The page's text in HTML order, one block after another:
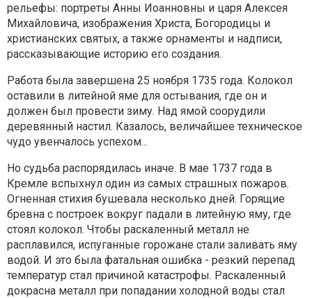
рельефы: портреты Анны Иоанновны и царя Алексея
Михайловича, изображения Христа, Богородицы и
христианских святых, а также орнаменты и надписи,
рассказывающие историю его создания.
Работа была завершена 25 ноября 1735 года. Колокол
оставили в литейной яме для остывания, где он и
должен был провести зиму. Над ямой соорудили
деревянный настил. Казалось, величайшее техническое
чудо увенчалось успехом...
Но судьба распорядилась иначе. В мае 1737 года в
Кремле вспыхнул один из самых страшных пожаров.
Огненная стихия бушевала несколько дней. Горящие
бревна с построек вокруг падали в литейную яму, где
стоял колокол. Чтобы раскаленный металл не
расплавился, испуганные горожане стали заливать яму
водой. И это была фатальная ошибка - резкий перепад
температур стал причиной катастрофы. Раскаленный
докрасна металл при попадании холодной воды стал